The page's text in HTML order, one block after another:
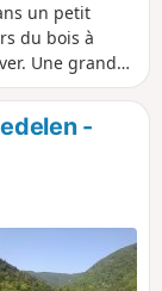
un petit
du bois à
Une grande
Beaux points
-